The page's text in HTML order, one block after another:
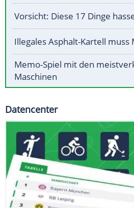
Vorsicht: Diese 17 Dinge
Illegales Asphalt-Kartell muss
Memo-Spiel mit den
Maschinen
Datencenter